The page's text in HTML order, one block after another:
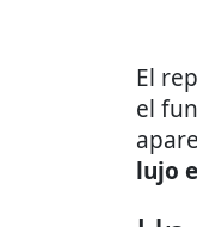
El
el
lujo